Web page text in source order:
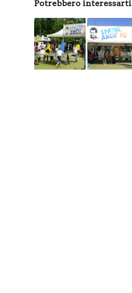
Potrebbero interessarti